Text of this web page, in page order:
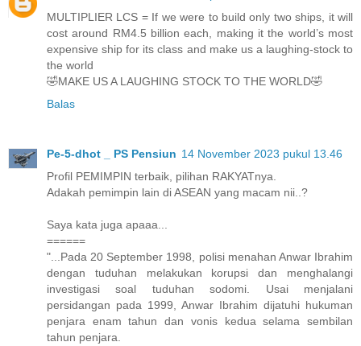
MULTIPLIER LCS = If we were to build only two ships, it will
cost around RM4.5 billion each, making it the world’s most
expensive ship for its class and make us a laughing-stock to
the world
🤣MAKE US A LAUGHING STOCK TO THE WORLD🤣
Balas
Pe-5-dhot _ PS Pensiun 14 November 2023 pukul 13.46
Profil PEMIMPIN terbaik, pilihan RAKYATnya.
Adakah pemimpin lain di ASEAN yang macam nii..?
Saya kata juga apaaa...
======
"...Pada 20 September 1998, polisi menahan Anwar Ibrahim
dengan tuduhan melakukan korupsi dan menghalangi
investigasi soal tuduhan sodomi. Usai menjalani
persidangan pada 1999, Anwar Ibrahim dijatuhi hukuman
penjara enam tahun dan vonis kedua selama sembilan
tahun penjara.